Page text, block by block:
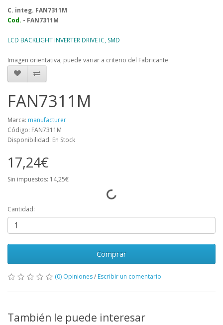
C. integ. FAN7311M
Cod. - FAN7311M
LCD BACKLIGHT INVERTER DRIVE IC, SMD
Imagen orientativa, puede variar a criterio del Fabricante
FAN7311M
Marca: manufacturer
Código: FAN7311M
Disponibilidad: En Stock
17,24€
Sin impuestos: 14,25€
Cantidad:
Comprar
(0) Opiniones/ Escribir un comentario
También le puede interesar